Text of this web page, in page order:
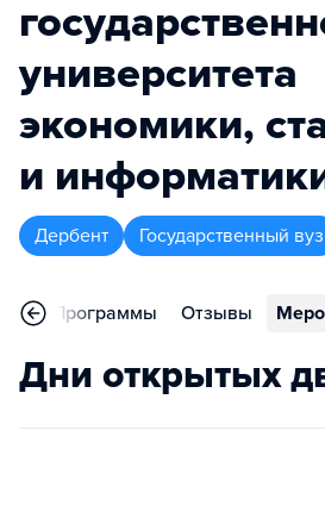
университета
экономики,
и
Дербент Государственный вуз
Программы Отзывы
Дни открытых